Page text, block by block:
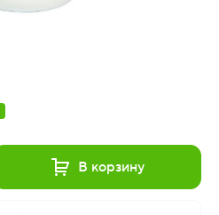
В корзину